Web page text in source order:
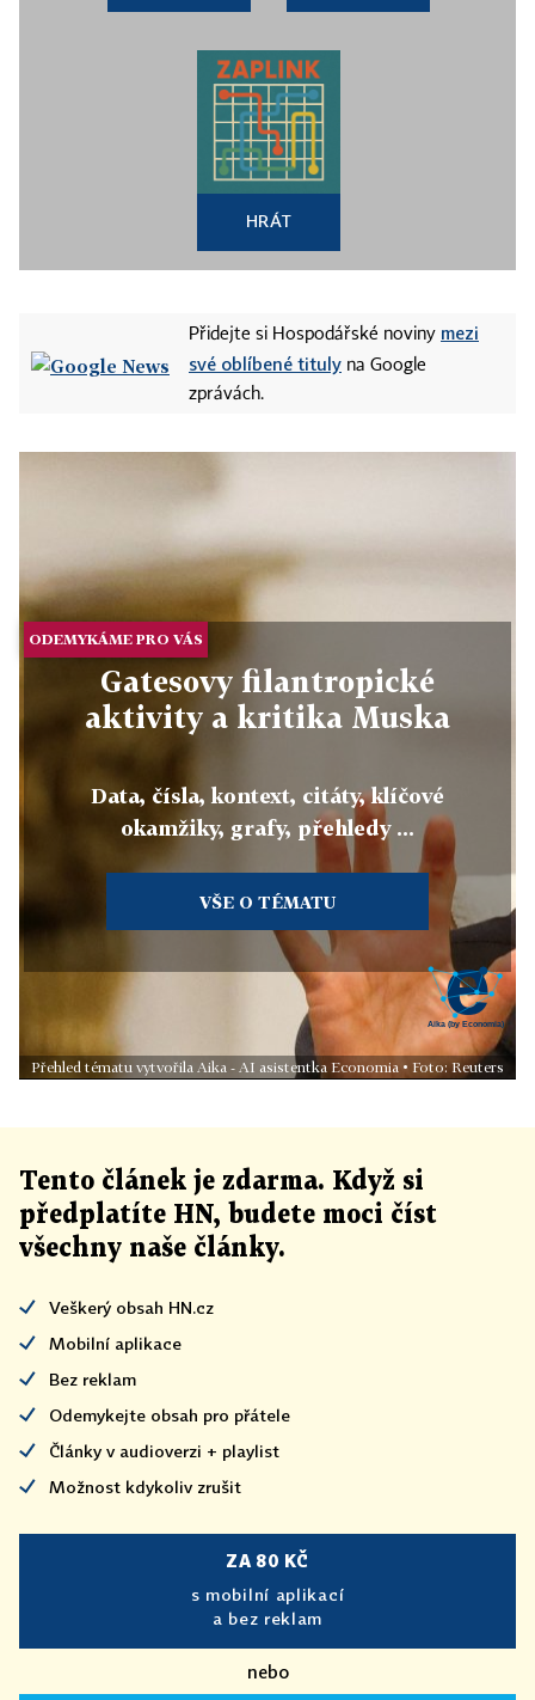
HRÁT
Přidejte si Hospodářské noviny mezi
své oblíbené tituly na Google
zprávách.
ODEMYKÁME PRO VÁS
Gatesovy filantropické
aktivity a kritika Muska
Data, čísla, kontext, citáty, klíčové
okamžiky, grafy, přehledy ...
VŠE O TÉMATU
Přehled tématu vytvořila Aika - AI asistentka Economia • Foto: Reuters
Tento článek je zdarma. Když si
předplatíte HN, budete moci číst
všechny naše články.
Veškerý obsah HN.cz
Mobilní aplikace
Bez reklam
Odemykejte obsah pro přátele
Články v audioverzi + playlist
Možnost kdykoliv zrušit
ZA 80 KČ
s mobilní aplikací
a bez reklam
nebo